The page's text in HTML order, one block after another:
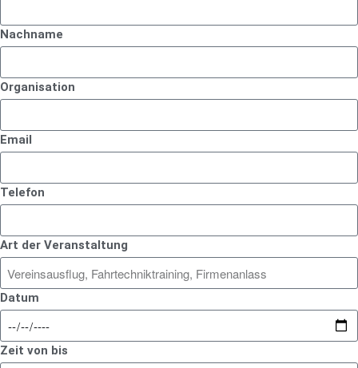
Nachname
Organisation
Email
Telefon
Art der Veranstaltung
Datum
Zeit von bis